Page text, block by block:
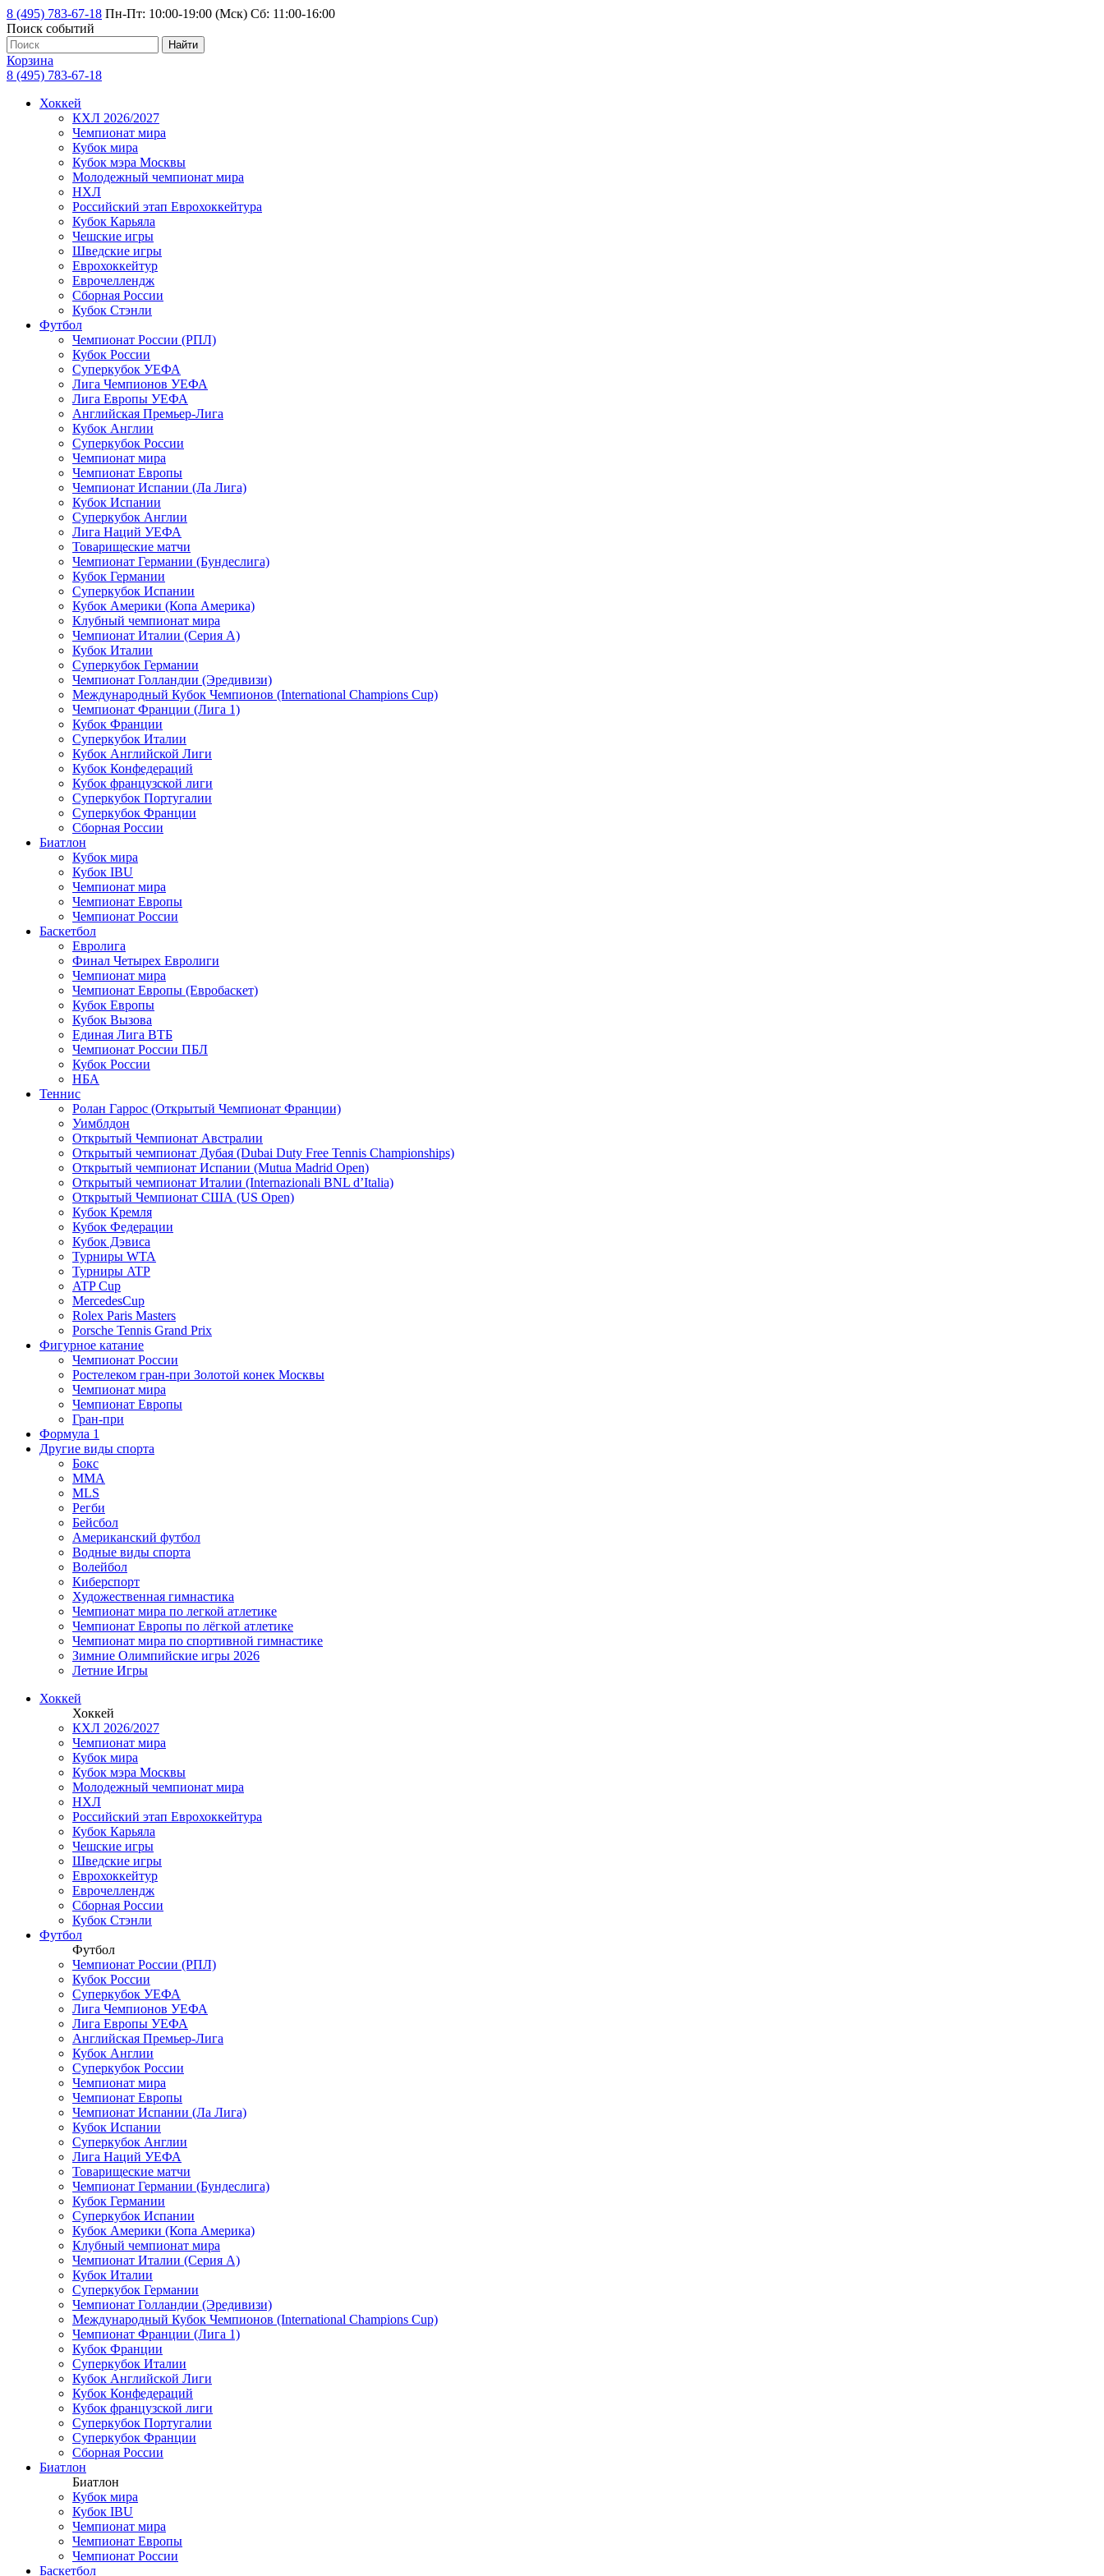
8 (495) 783-67-18 Пн-Пт: 10:00-19:00 (Мск) Сб: 11:00-16:00
Поиск событий
Найти
Корзина
8 (495) 783-67-18
Хоккей
КХЛ 2026/2027
Чемпионат мира
Кубок мира
Кубок мэра Москвы
Молодежный чемпионат мира
НХЛ
Российский этап Еврохоккейтура
Кубок Карьяла
Чешские игры
Шведские игры
Еврохоккейтур
Еврочеллендж
Сборная России
Кубок Стэнли
Футбол
Чемпионат России (РПЛ)
Кубок России
Суперкубок УЕФА
Лига Чемпионов УЕФА
Лига Европы УЕФА
Английская Премьер-Лига
Кубок Англии
Суперкубок России
Чемпионат мира
Чемпионат Европы
Чемпионат Испании (Ла Лига)
Кубок Испании
Суперкубок Англии
Лига Наций УЕФА
Товарищеские матчи
Чемпионат Германии (Бундеслига)
Кубок Германии
Суперкубок Испании
Кубок Америки (Копа Америка)
Клубный чемпионат мира
Чемпионат Италии (Серия А)
Кубок Италии
Суперкубок Германии
Чемпионат Голландии (Эредивизи)
Международный Кубок Чемпионов (International Champions Cup)
Чемпионат Франции (Лига 1)
Кубок Франции
Суперкубок Италии
Кубок Английской Лиги
Кубок Конфедераций
Кубок французской лиги
Суперкубок Португалии
Суперкубок Франции
Сборная России
Биатлон
Кубок мира
Кубок IBU
Чемпионат мира
Чемпионат Европы
Чемпионат России
Баскетбол
Евролига
Финал Четырех Евролиги
Чемпионат мира
Чемпионат Европы (Евробаскет)
Кубок Европы
Кубок Вызова
Единая Лига ВТБ
Чемпионат России ПБЛ
Кубок России
НБА
Теннис
Ролан Гаррос (Открытый Чемпионат Франции)
Уимблдон
Открытый Чемпионат Австралии
Открытый чемпионат Дубая (Dubai Duty Free Tennis Championships)
Открытый чемпионат Испании (Mutua Madrid Open)
Открытый чемпионат Италии (Internazionali BNL d’Italia)
Открытый Чемпионат США (US Open)
Кубок Кремля
Кубок Федерации
Кубок Дэвиса
Турниры WTA
Турниры ATP
ATP Cup
MercedesCup
Rolex Paris Masters
Porsche Tennis Grand Prix
Фигурное катание
Чемпионат России
Ростелеком гран-при Золотой конек Москвы
Чемпионат мира
Чемпионат Европы
Гран-при
Формула 1
Другие виды спорта
Бокс
MMA
MLS
Регби
Бейсбол
Американский футбол
Водные виды спорта
Волейбол
Киберспорт
Художественная гимнастика
Чемпионат мира по легкой атлетике
Чемпионат Европы по лёгкой атлетике
Чемпионат мира по спортивной гимнастике
Зимние Олимпийские игры 2026
Летние Игры
Хоккей
Хоккей
КХЛ 2026/2027
Чемпионат мира
Кубок мира
Кубок мэра Москвы
Молодежный чемпионат мира
НХЛ
Российский этап Еврохоккейтура
Кубок Карьяла
Чешские игры
Шведские игры
Еврохоккейтур
Еврочеллендж
Сборная России
Кубок Стэнли
Футбол
Футбол
Чемпионат России (РПЛ)
Кубок России
Суперкубок УЕФА
Лига Чемпионов УЕФА
Лига Европы УЕФА
Английская Премьер-Лига
Кубок Англии
Суперкубок России
Чемпионат мира
Чемпионат Европы
Чемпионат Испании (Ла Лига)
Кубок Испании
Суперкубок Англии
Лига Наций УЕФА
Товарищеские матчи
Чемпионат Германии (Бундеслига)
Кубок Германии
Суперкубок Испании
Кубок Америки (Копа Америка)
Клубный чемпионат мира
Чемпионат Италии (Серия А)
Кубок Италии
Суперкубок Германии
Чемпионат Голландии (Эредивизи)
Международный Кубок Чемпионов (International Champions Cup)
Чемпионат Франции (Лига 1)
Кубок Франции
Суперкубок Италии
Кубок Английской Лиги
Кубок Конфедераций
Кубок французской лиги
Суперкубок Португалии
Суперкубок Франции
Сборная России
Биатлон
Биатлон
Кубок мира
Кубок IBU
Чемпионат мира
Чемпионат Европы
Чемпионат России
Баскетбол